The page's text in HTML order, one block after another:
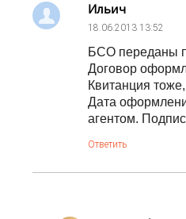
Ильич
18.06.2013 13:52
БСО переданы
Договор
Квитанция
Дата
агентом.
Ответить